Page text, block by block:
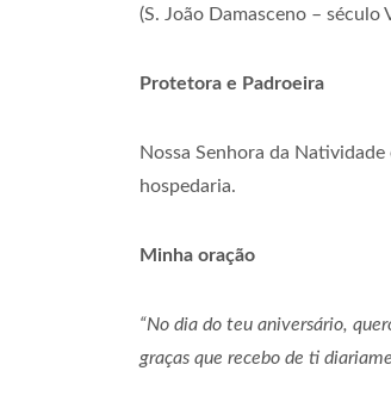
(S. João Damasceno – século
Protetora e Padroeira
Nossa Senhora da
hospedaria.
Minha oração
“No dia do teu aniversário,
graças que recebo de ti